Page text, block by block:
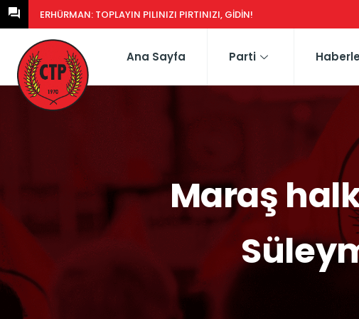
ERHÜRMAN: GÜNEY’DEKI YASA EŞDEĞERCIDEN MÜTEAHHIDE HERKESI ...
Ana Sayfa Parti
Maraş